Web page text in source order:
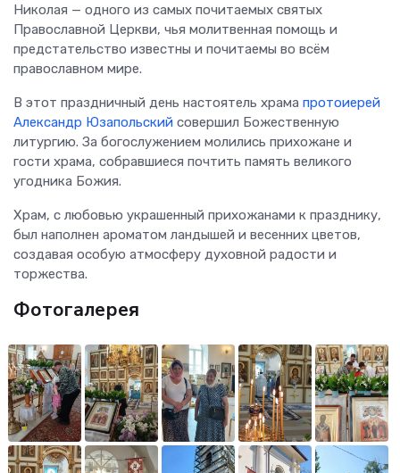
Николая — одного из самых почитаемых святых
Православной Церкви, чья молитвенная помощь и
предстательство известны и почитаемы во всём
православном мире.
В этот праздничный день настоятель храма протоиерей
Александр Юзапольский совершил Божественную
литургию. За богослужением молились прихожане и
гости храма, собравшиеся почтить память великого
угодника Божия.
Храм, с любовью украшенный прихожанами к празднику,
был наполнен ароматом ландышей и весенних цветов,
создавая особую атмосферу духовной радости и
торжества.
Фотогалерея